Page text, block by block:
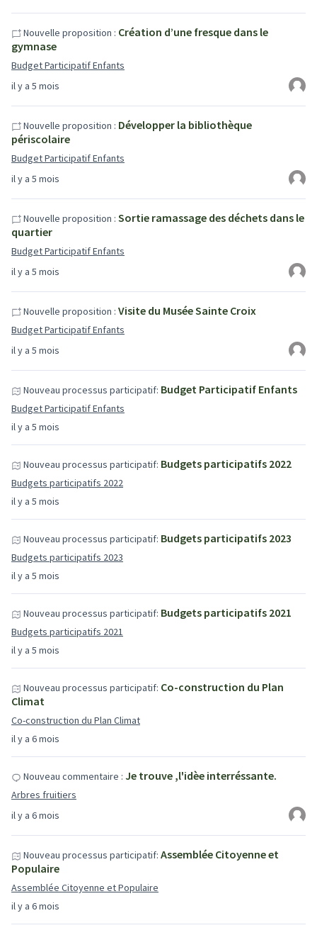
il y a 5 mois
Nouvelle proposition : Création d’une fresque dans le
gymnase
Budget Participatif Enfants
il y a 5 mois
Nouvelle proposition : Développer la bibliothèque
périscolaire
Budget Participatif Enfants
il y a 5 mois
Nouvelle proposition : Sortie ramassage des déchets dans le
quartier
Budget Participatif Enfants
il y a 5 mois
Nouvelle proposition : Visite du Musée Sainte Croix
Budget Participatif Enfants
il y a 5 mois
Nouveau processus participatif: Budget Participatif Enfants
Budget Participatif Enfants
il y a 5 mois
Nouveau processus participatif: Budgets participatifs 2022
Budgets participatifs 2022
il y a 5 mois
Nouveau processus participatif: Budgets participatifs 2023
Budgets participatifs 2023
il y a 5 mois
Nouveau processus participatif: Budgets participatifs 2021
Budgets participatifs 2021
il y a 6 mois
Nouveau processus participatif: Co-construction du Plan
Climat
Co-construction du Plan Climat
il y a 6 mois
Nouveau commentaire : Je trouve ,l'idèe interréssante.
Arbres fruitiers
il y a 6 mois
Nouveau processus participatif: Assemblée Citoyenne et
Populaire
Assemblée Citoyenne et Populaire